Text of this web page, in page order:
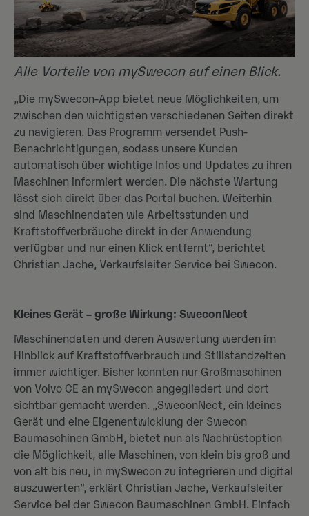
Alle Vorteile von mySwecon auf einen Blick.
„Die mySwecon-App bietet neue Möglichkeiten, um
zwischen den wichtigsten verschiedenen Seiten direkt
zu navigieren. Das Programm versendet Push-
Benachrichtigungen, sodass unsere Kunden
automatisch über wichtige Infos und Updates zu ihren
Maschinen informiert werden. Die nächste Wartung
lässt sich direkt über das Portal buchen. Weiterhin
sind Maschinendaten wie Arbeitsstunden und
Kraftstoffverbräuche direkt in der Anwendung
verfügbar und nur einen Klick entfernt“, berichtet
Christian Jache, Verkaufsleiter Service bei Swecon.
Kleines Gerät – große Wirkung: SweconNect
Maschinendaten und deren Auswertung werden im
Hinblick auf Kraftstoffverbrauch und Stillstandzeiten
immer wichtiger. Bisher konnten nur Großmaschinen
von Volvo CE an mySwecon angegliedert und dort
sichtbar gemacht werden. „SweconNect, ein kleines
Gerät und eine Eigenentwicklung der Swecon
Baumaschinen GmbH, bietet nun als Nachrüstoption
die Möglichkeit, alle Maschinen, von klein bis groß und
von alt bis neu, in mySwecon zu integrieren und digital
auszuwerten“, erklärt Christian Jache, Verkaufsleiter
Service bei der Swecon Baumaschinen GmbH. Einfach